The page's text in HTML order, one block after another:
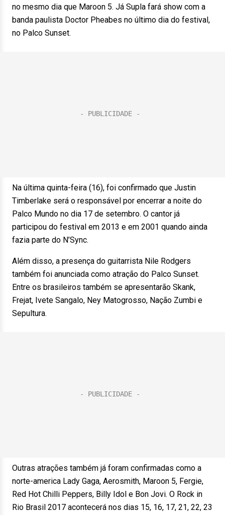
no mesmo dia que Maroon 5. Já Supla fará show com a
banda paulista Doctor Pheabes no último dia do festival,
no Palco Sunset.
Na última quinta-feira (16), foi confirmado que Justin
Timberlake será o responsável por encerrar a noite do
Palco Mundo no dia 17 de setembro. O cantor já
participou do festival em 2013 e em 2001 quando ainda
fazia parte do N’Sync.
Além disso, a presença do guitarrista Nile Rodgers
também foi anunciada como atração do Palco Sunset.
Entre os brasileiros também se apresentarão Skank,
Frejat, Ivete Sangalo, Ney Matogrosso, Nação Zumbi e
Sepultura.
Outras atrações também já foram confirmadas como a
norte-america Lady Gaga, Aerosmith, Maroon 5, Fergie,
Red Hot Chilli Peppers, Billy Idol e Bon Jovi. O Rock in
Rio Brasil 2017 acontecerá nos dias 15, 16, 17, 21, 22, 23